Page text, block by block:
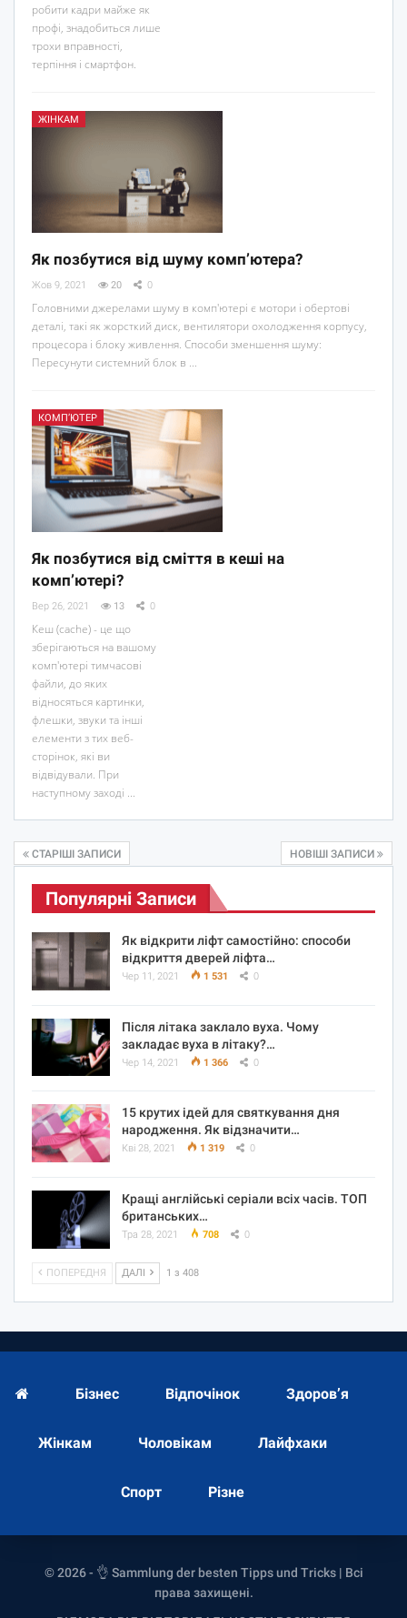
робити кадри майже як
профі, знадобиться лише
трохи вправності,
терпіння і смартфон.
ЖІНКАМ
Як позбутися від шуму комп’ютера?
Жов 9, 2021 20 0
Головними джерелами шуму в комп'ютері є мотори і обертові
деталі, такі як жорсткий диск, вентилятори охолодження корпусу,
процесора і блоку живлення. Способи зменшення шуму:
Пересунути системний блок в ...
КОМП’ЮТЕР
Як позбутися від сміття в кеші на
комп’ютері?
Вер 26, 2021 13 0
Кеш (cache) - це що
зберігаються на вашому
комп'ютері тимчасові
файли, до яких
відносяться картинки,
флешки, звуки та інші
елементи з тих веб-
сторінок, які ви
відвідували. При
наступному заході ...
СТАРІШІ ЗАПИСИ НОВІШІ ЗАПИСИ
Популярні Записи
Як відкрити ліфт самостійно: способи
відкриття дверей ліфта…
Чер 11, 2021 1 531 0
Після літака заклало вуха. Чому
закладає вуха в літаку?…
Чер 14, 2021 1 366 0
15 крутих ідей для святкування дня
народження. Як відзначити…
Кві 28, 2021 1 319 0
Кращі англійські серіали всіх часів. ТОП
британських…
Тра 28, 2021 708 0
ПОПЕРЕДНЯ ДАЛІ 1 з 408
Бізнес Відпочінок Здоров’я
Жінкам Чоловікам Лайфхаки
Спорт Різне
© 2026 - 👌 Sammlung der besten Tipps und Tricks | Всі
права захищені.